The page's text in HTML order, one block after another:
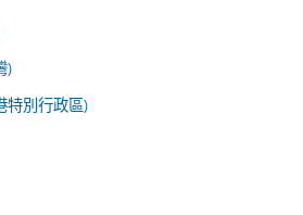
)
特別行政區)